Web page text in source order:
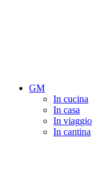
GM
In cucina
In casa
In viaggio
In cantina